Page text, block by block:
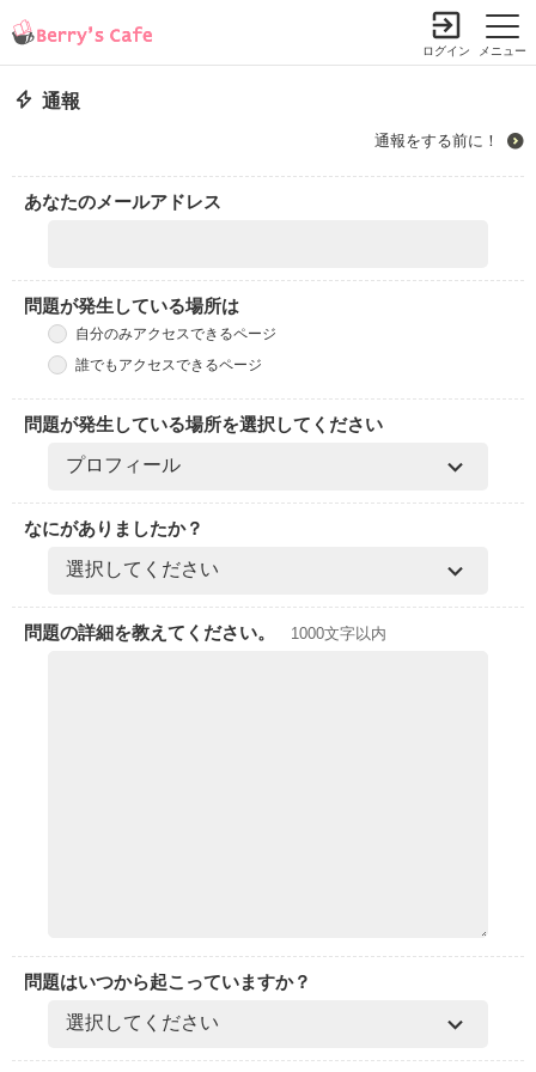
メニュー
ログイン
通報
通報をする前に！
あなたのメールアドレス
問題が発生している場所は
自分のみアクセスできるページ
誰でもアクセスできるページ
問題が発生している場所を選択してください
なにがありましたか？
問題の詳細を教えてください。 1000文字以内
問題はいつから起こっていますか？